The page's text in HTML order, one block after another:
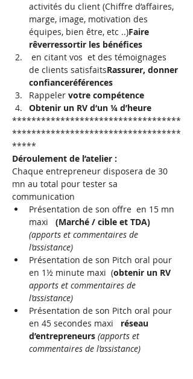
activités du client (Chiffre d’affaires,
marge, image, motivation des
équipes, bien être, etc ..)Faire
rêverressortir les bénéfices
en citant vos et des témoignages
de clients satisfaitsRassurer, donner
confianceréférences
Rappeler votre compétence
Obtenir un RV d‘un ¼ d’heure
***********************************
***********************************
*****
Déroulement de l’atelier :
Chaque entrepreneur disposera de 30
mn au total pour tester sa
communication
Présentation de son offre en 15 mn
maxi (Marché / cible et TDA)
(apports et commentaires de
l’assistance)
Présentation de son Pitch oral pour
en 1½ minute maxi  (obtenir un RV
apports et commentaires de
l’assistance)
Présentation de son Pitch oral pour
en 45 secondes maxi réseau
d’entrepreneurs (apports et
commentaires de l’assistance)